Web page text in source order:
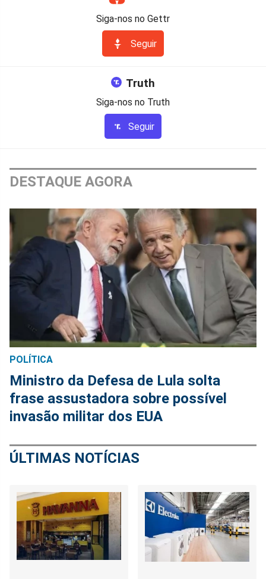
Siga-nos no Gettr
Seguir
Truth
Siga-nos no Truth
Seguir
DESTAQUE AGORA
POLÍTICA
Ministro da Defesa de Lula solta
frase assustadora sobre possível
invasão militar dos EUA
ÚLTIMAS NOTÍCIAS